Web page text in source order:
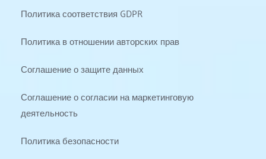
Политика соответствия GDPR
Политика в отношении авторских прав
Соглашение о защите данных
Соглашение о согласии на маркетинговую
деятельность
Политика безопасности